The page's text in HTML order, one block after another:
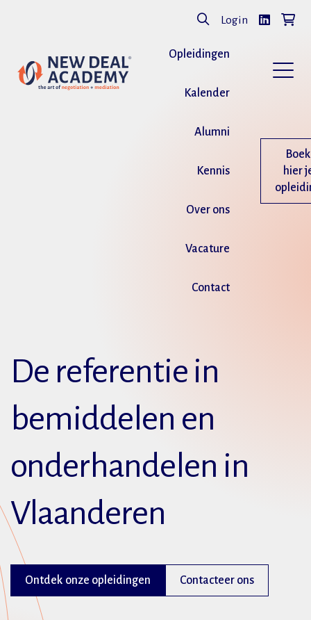
Login
Opleidingen
Kalender
Alumni
Kennis
Over ons
Vacature
Contact
Boek
hier
De referentie in
bemiddelen en
onderhandelen in
Vlaanderen
Ontdek onze opleidingen Contacteer ons